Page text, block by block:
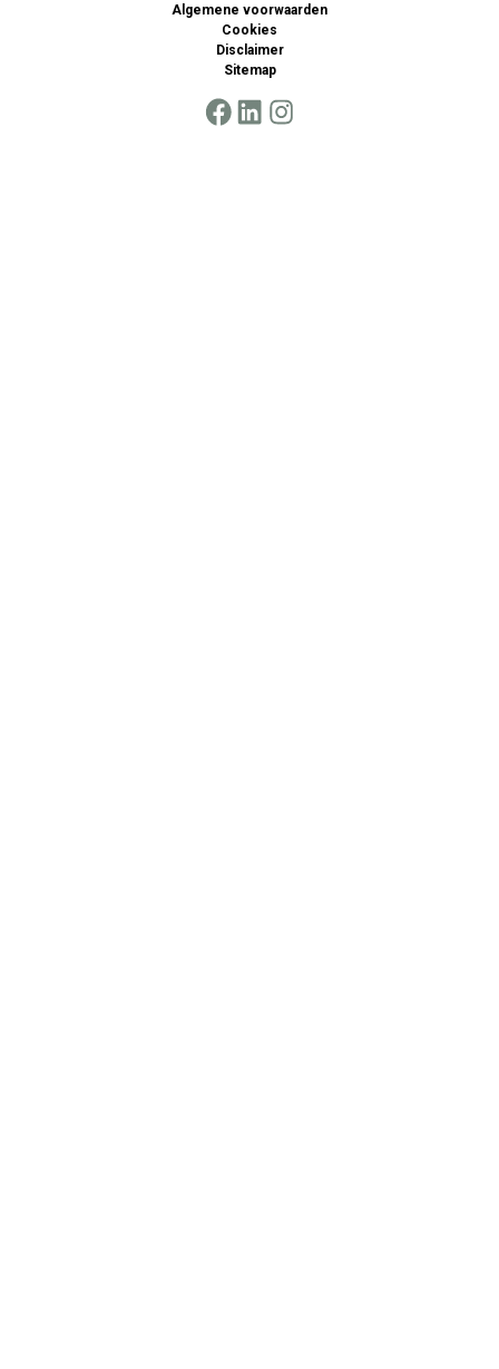
Algemene voorwaarden
Cookies
Disclaimer
Sitemap